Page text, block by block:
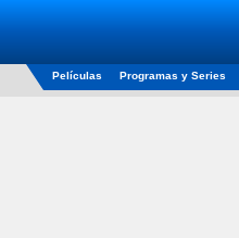
Películas Programas y Series